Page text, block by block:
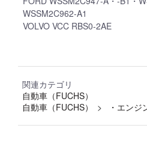
WSSM2C962-A1
VOLVO VCC RBS0-2AE
関連カテゴリ
自動車（FUCHS）
自動車（FUCHS）
・エンジ